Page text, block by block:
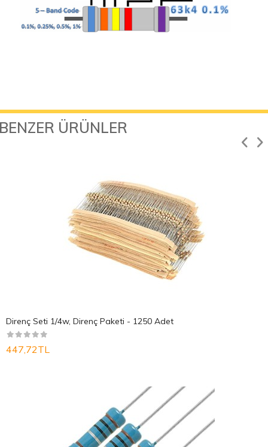
ÜRÜNLER
Direnç Seti 1/4w, Direnç Paketi - 1250 Adet
447,72TL